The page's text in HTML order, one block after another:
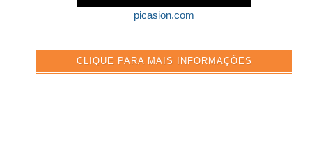
picasion.com
CLIQUE PARA MAIS INFORMAÇÕES